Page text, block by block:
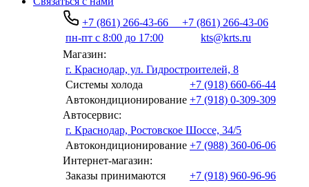
+7 (861) 266-43-66
+7 (861) 266-43-06
пн-пт с 8:00 до 17:00
kts@krts.ru
Магазин:
г. Краснодар, ул. Гидростроителей, 8
Системы холода
+7 (918) 660-66-44
Автокондиционирование +7 (918) 0-309-309
Автосервис:
г. Краснодар, Ростовское Шоссе, 34/5
Автокондиционирование +7 (988) 360-06-06
Интернет-магазин:
Заказы принимаются
+7 (918) 960-96-96